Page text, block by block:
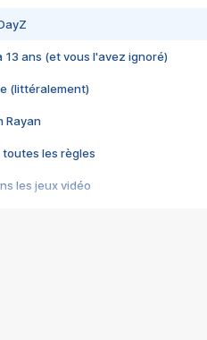
13 ans (et vous l'avez ignoré)
(littéralement)
Rayan
toutes les règles
les jeux vidéo